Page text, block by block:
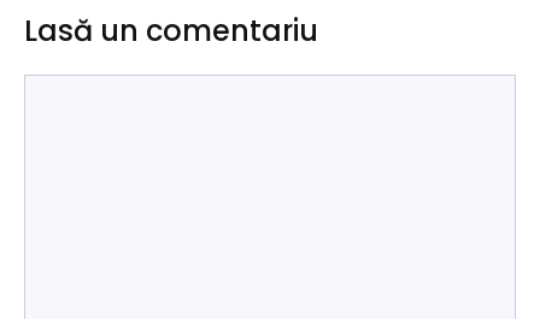
Lasă un comentariu